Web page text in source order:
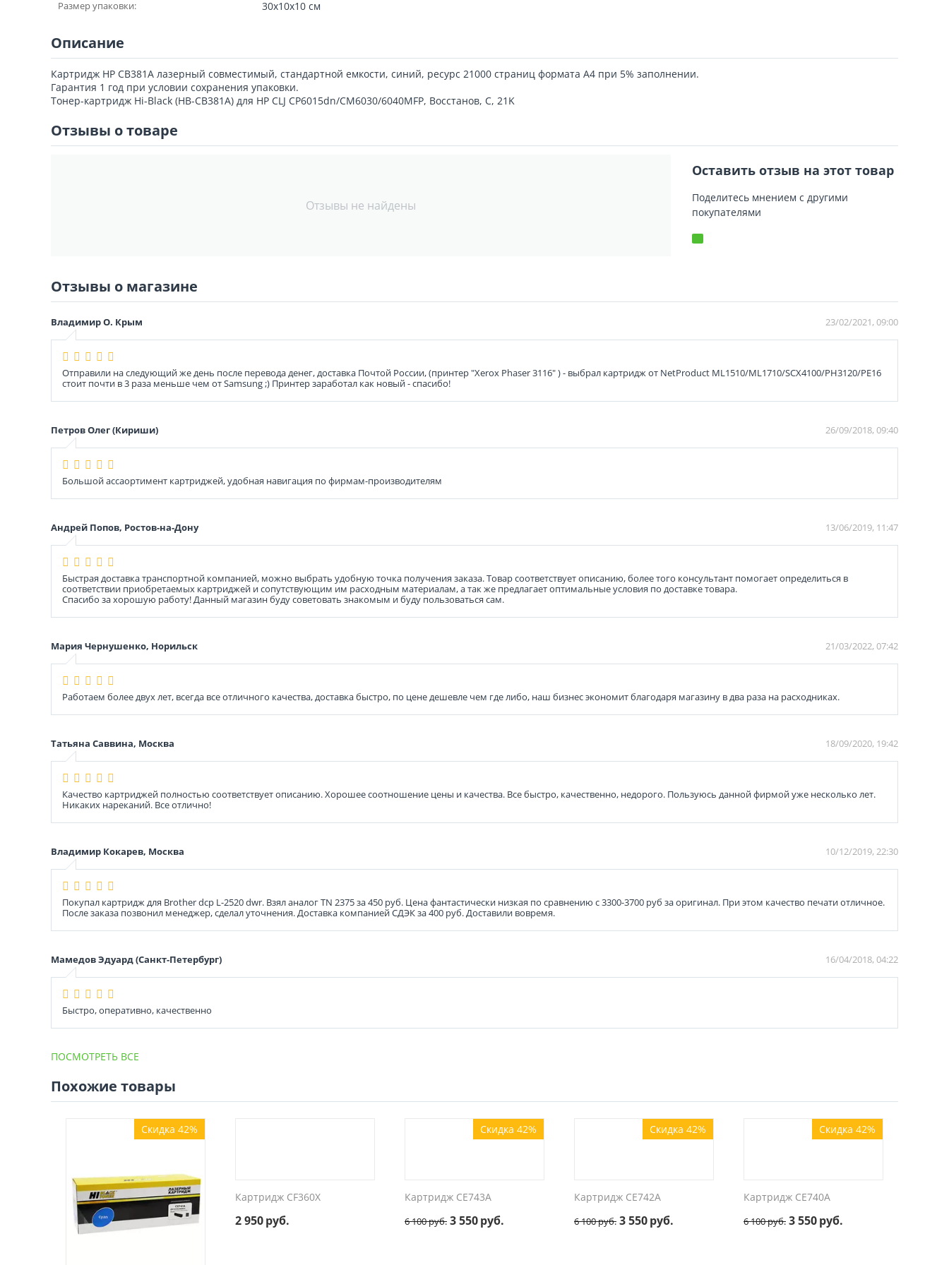
Размер упаковки: 30x10x10 см
Описание
Картридж HP CB381A лазерный совместимый, стандартной емкости, синий, ресурс 21000 страниц формата А4 при 5% заполнении.
Гарантия 1 год при условии сохранения упаковки.
Тонер-картридж Hi-Black (HB-CB381A) для HP CLJ CP6015dn/CM6030/6040MFP, Восстанов, C, 21K
Отзывы о товаре
Отзывы не найдены
Оставить отзыв на этот товар
Поделитесь мнением с другими
покупателями
Отзывы о магазине
Владимир О. Крым 23/02/2021, 09:00
Отправили на следующий же день после перевода денег, доставка Почтой России, (принтер "Xerox Phaser 3116" ) - выбрал картридж от NetProduct ML1510/ML1710/SCX4100/PH3120/PE16
стоит почти в 3 раза меньше чем от Samsung ;) Принтер заработал как новый - спасибо!
Петров Олег (Кириши) 26/09/2018, 09:40
Большой ассаортимент картриджей, удобная навигация по фирмам-производителям
Андрей Попов, Ростов-на-Дону 13/06/2019, 11:47
Быстрая доставка транспортной компанией, можно выбрать удобную точка получения заказа. Товар соответствует описанию, более того консультант помогает определиться в
соответствии приобретаемых картриджей и сопутствующим им расходным материалам, а так же предлагает оптимальные условия по доставке товара.
Спасибо за хорошую работу! Данный магазин буду советовать знакомым и буду пользоваться сам.
Мария Чернушенко, Норильск 21/03/2022, 07:42
Работаем более двух лет, всегда все отличного качества, доставка быстро, по цене дешевле чем где либо, наш бизнес экономит благодаря магазину в два раза на расходниках.
Татьяна Саввина, Москва 18/09/2020, 19:42
Качество картриджей полностью соответствует описанию. Хорошее соотношение цены и качества. Все быстро, качественно, недорого. Пользуюсь данной фирмой уже несколько лет.
Никаких нареканий. Все отлично!
Владимир Кокарев, Москва 10/12/2019, 22:30
Покупал картридж для Brother dcp L-2520 dwr. Взял аналог TN 2375 за 450 руб. Цена фантастически низкая по сравнению с 3300-3700 руб за оригинал. При этом качество печати отличное.
После заказа позвонил менеджер, сделал уточнения. Доставка компанией СДЭК за 400 руб. Доставили вовремя.
Мамедов Эдуард (Санкт-Петербург) 16/04/2018, 04:22
Быстро, оперативно, качественно
ПОСМОТРЕТЬ ВСЕ
Похожие товары
Скидка 42%
Картридж CF360X
2 950руб.
Скидка 42%
Картридж CE743A
6 100руб. 3 550руб.
Скидка 42%
Картридж CE742A
6 100руб. 3 550руб.
Скидка 42%
Картридж CE740A
6 100руб. 3 550руб.